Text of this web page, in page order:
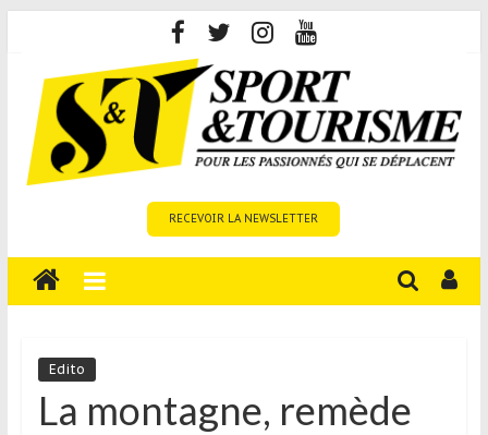
content
Tourisme
est
média
sur
RECEVOIR LA NEWSLETTER
Edito
La montagne, remède